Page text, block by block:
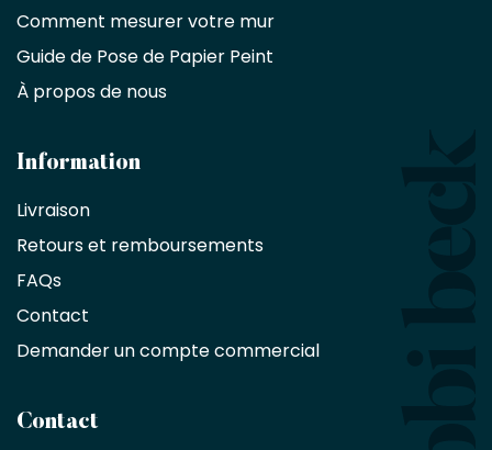
Décorateurs
d'intérieur,
designers
architectes
d'une
exclusive
de
%
sur
sans
Comment mesurer votre mur
Guide de Pose de Papier Peint
À propos de nous
Information
Livraison
Retours et remboursements
FAQs
Contact
Demander un compte commercial
Contact